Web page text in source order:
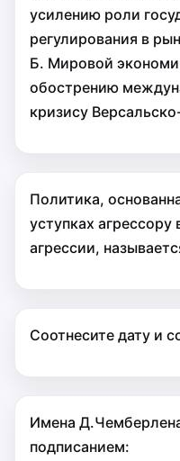
усилению роли
регулирования в
Б. Мировой
обострению
кризису
Политика,
уступках агрессору
агрессии,
Соотнесите дату и
Имена
подписанием: